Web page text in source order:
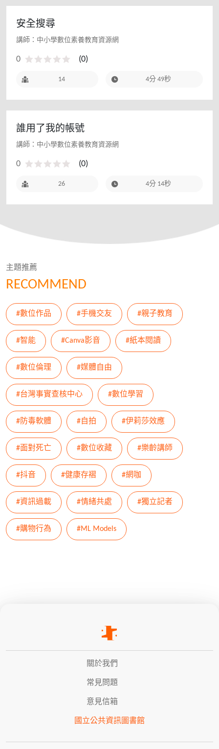
安全搜尋
講師：中小學數位素養教育資源網
0 (0)
14 4分 49秒
誰用了我的帳號
講師：中小學數位素養教育資源網
0 (0)
26 4分 14秒
RECOMMEND
主題推薦
#數位作品 #手機交友 #親子教育
#智能 #Canva影音 #紙本閱讀
#數位倫理 #媒體自由
#台灣事實查核中心 #數位學習
#防毒軟體 #自拍 #伊莉莎效應
#面對死亡 #數位收藏 #樂齡講師
#抖音 #健康存褶 #網咖
#資訊過載 #情緒共處 #獨立記者
#購物行為 #ML Models
關於我們
常見問題
意見信箱
國立公共資訊圖書館